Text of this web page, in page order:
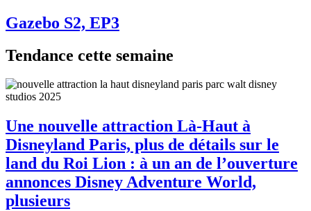
Gazebo S2, EP3
Tendance cette semaine
Une nouvelle attraction Là-Haut à
Disneyland Paris, plus de détails sur le
land du Roi Lion : à un an de l’ouverture
annonces Disney Adventure World,
plusieurs